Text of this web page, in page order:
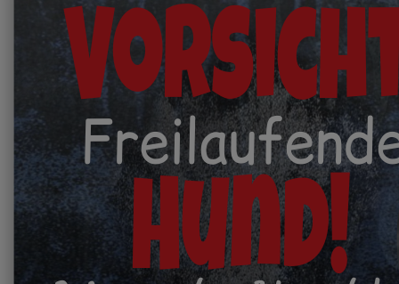
Hund!